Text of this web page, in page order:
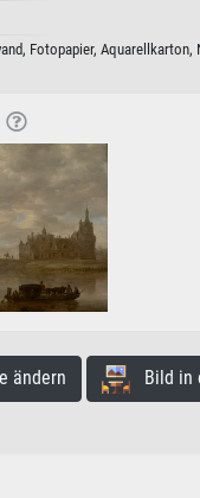
Fotopapier, Aquarellkarton,
ändern Bild in